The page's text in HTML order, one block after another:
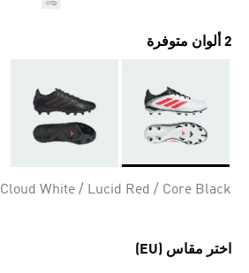
2 ألوان متوفرة
Cloud White / Lucid Red / Core Black
اختر مقاس (EU)